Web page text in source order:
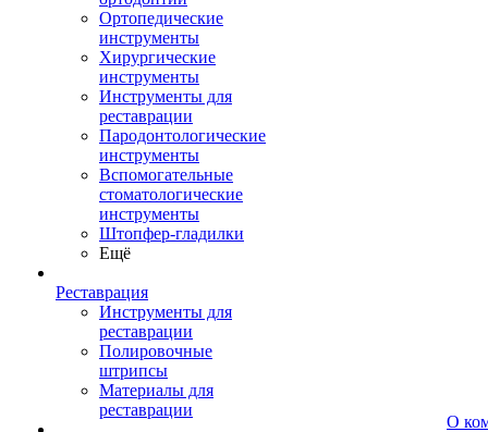
Ортопедические
инструменты
Хирургические
инструменты
Инструменты для
реставрации
Пародонтологические
инструменты
Вспомогательные
стоматологические
инструменты
Штопфер-гладилки
Ещё
Реставрация
Инструменты для
реставрации
Полировочные
штрипсы
Материалы для
реставрации
О